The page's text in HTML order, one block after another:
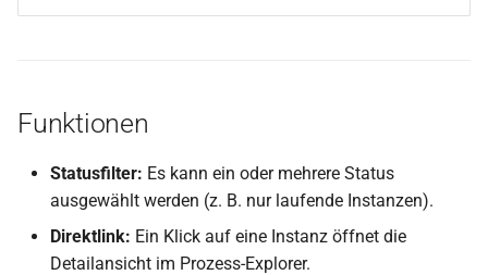
Rechnungsbeträge
Individuelle HTML-E-Mails
versenden
Funktionen
Statusfilter: Es kann ein oder mehrere Status
ausgewählt werden (z. B. nur laufende Instanzen).
Direktlink: Ein Klick auf eine Instanz öffnet die
Detailansicht im Prozess-Explorer.